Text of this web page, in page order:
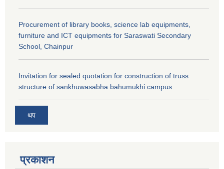
Procurement of library books, science lab equipments,
furniture and ICT equipments for Saraswati Secondary
School, Chainpur
Invitation for sealed quotation for construction of truss
structure of sankhuwasabha bahumukhi campus
थप
प्रकाशन